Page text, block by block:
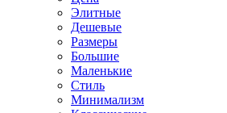
Элитные
Дешевые
Размеры
Большие
Маленькие
Стиль
Минимализм